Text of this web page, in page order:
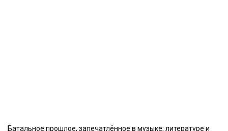
Батальное прошлое, запечатлённое в музыке, литературе и